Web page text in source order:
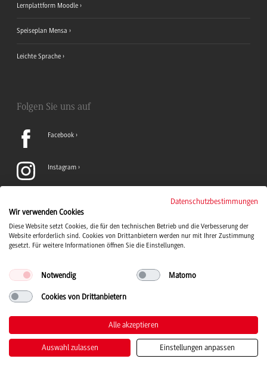
Lernplattform Moodle
Speiseplan Mensa
Leichte Sprache
Folgen Sie uns auf
Facebook
Instagram
TikTok
© 2026 Duale Hochschule Baden-Württemberg
Kontakt Impressum Barrierefreiheit
Datenschutzbestimmungen
Wir verwenden Cookies
Diese Website setzt Cookies, die für den technischen Betrieb und die Verbesserung der
Website erforderlich sind. Cookies von Drittanbietern werden nur mit Ihrer Zustimmung
gesetzt. Für weitere Informationen öffnen Sie die Einstellungen.
Notwendig Matomo
Cookies von Drittanbietern
Alle akzeptieren
Auswahl zulassen Einstellungen anpassen